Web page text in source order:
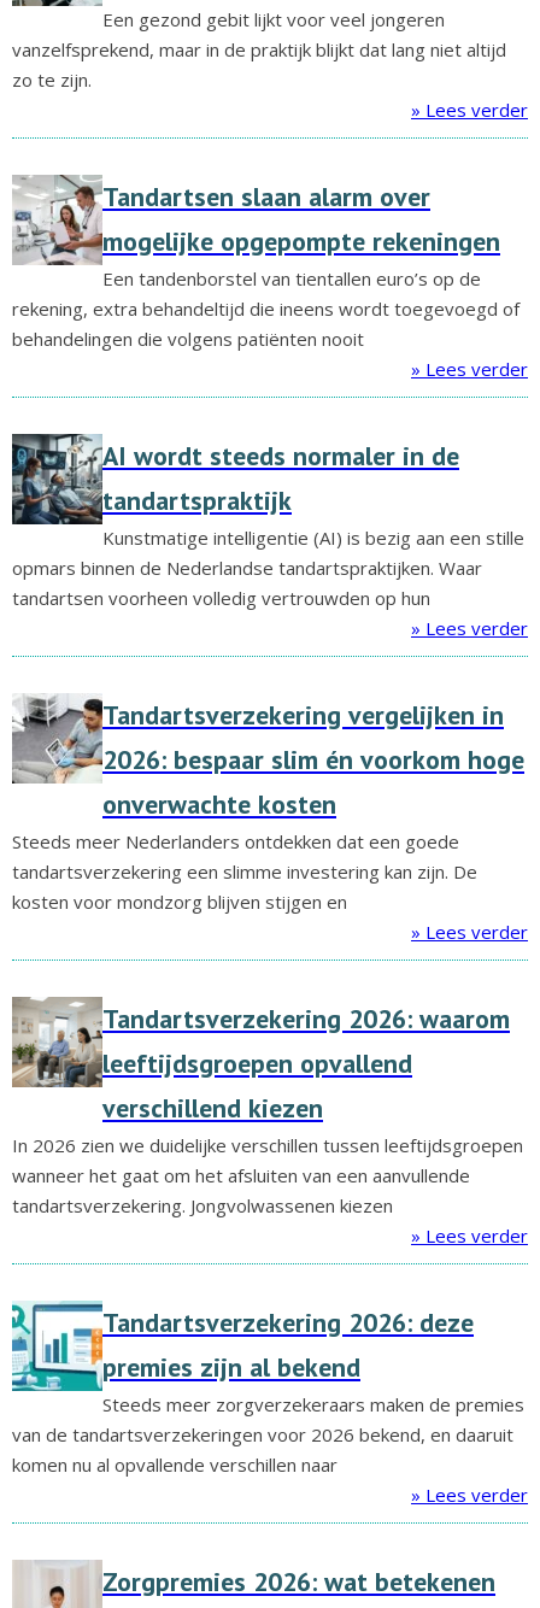
Een gezond gebit lijkt voor veel jongeren
vanzelfsprekend, maar in de praktijk blijkt dat lang niet altijd
zo te zijn.
» Lees verder
Tandartsen slaan alarm over
mogelijke opgepompte rekeningen
Een tandenborstel van tientallen euro’s op de
rekening, extra behandeltijd die ineens wordt toegevoegd of
behandelingen die volgens patiënten nooit
» Lees verder
AI wordt steeds normaler in de
tandartspraktijk
Kunstmatige intelligentie (AI) is bezig aan een stille
opmars binnen de Nederlandse tandartspraktijken. Waar
tandartsen voorheen volledig vertrouwden op hun
» Lees verder
Tandartsverzekering vergelijken in
2026: bespaar slim én voorkom hoge
onverwachte kosten
Steeds meer Nederlanders ontdekken dat een goede
tandartsverzekering een slimme investering kan zijn. De
kosten voor mondzorg blijven stijgen en
» Lees verder
Tandartsverzekering 2026: waarom
leeftijdsgroepen opvallend
verschillend kiezen
In 2026 zien we duidelijke verschillen tussen leeftijdsgroepen
wanneer het gaat om het afsluiten van een aanvullende
tandartsverzekering. Jongvolwassenen kiezen
» Lees verder
Tandartsverzekering 2026: deze
premies zijn al bekend
Steeds meer zorgverzekeraars maken de premies
van de tandartsverzekeringen voor 2026 bekend, en daaruit
komen nu al opvallende verschillen naar
» Lees verder
Zorgpremies 2026: wat betekenen